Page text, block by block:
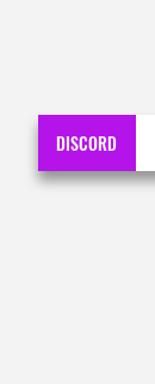
DISCORD